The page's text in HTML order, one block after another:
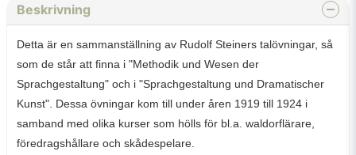
Beskrivning
Detta är en sammanställning av Rudolf Steiners talövningar, så
som de står att finna i "Methodik und Wesen der
Sprachgestaltung" och i "Sprachgestaltung und Dramatischer
Kunst". Dessa övningar kom till under åren 1919 till 1924 i
samband med olika kurser som hölls för bl.a. waldorflärare,
föredragshållare och skådespelare.